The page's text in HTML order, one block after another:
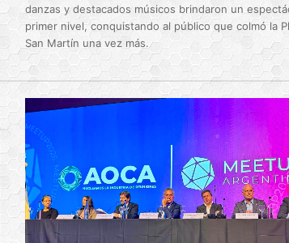
danzas y destacados músicos brindaron un
primer nivel, conquistando al público que colmó la
San Martín una vez más.